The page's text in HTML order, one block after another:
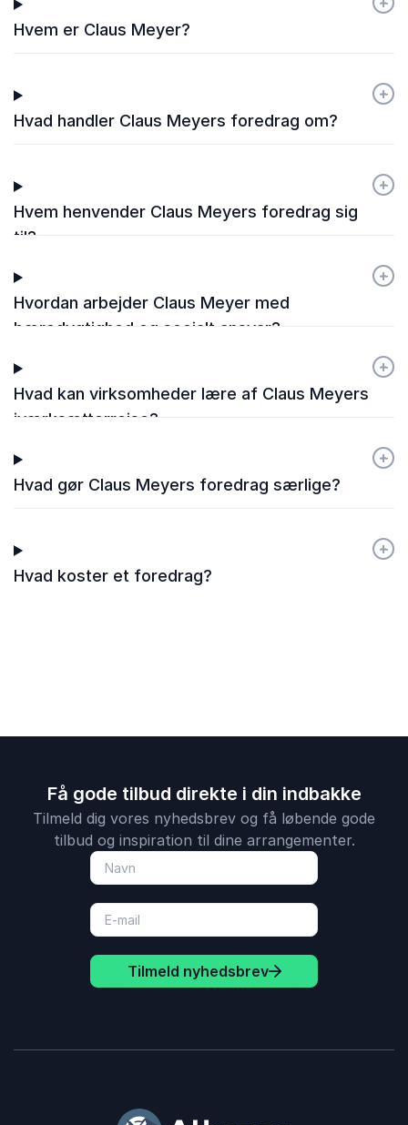
Hvem er Claus Meyer?
Hvad handler Claus Meyers foredrag om?
+
-
Hvem henvender Claus Meyers foredrag sig
til?
+
-
Hvordan arbejder Claus Meyer med
bæredygtighed og socialt ansvar?
+
-
Hvad kan virksomheder lære af Claus Meyers
iværksætterrejse?
+
-
Hvad gør Claus Meyers foredrag særlige?
+
-
Hvad koster et foredrag?
+
-
Få gode tilbud direkte i din indbakke
Tilmeld dig vores nyhedsbrev og få løbende gode
tilbud og inspiration til dine arrangementer.
Tilmeld nyhedsbrev